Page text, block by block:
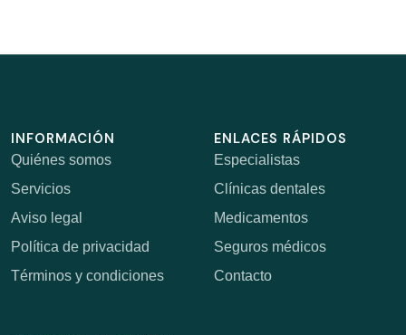
INFORMACIÓN
Quiénes somos
Servicios
Aviso legal
Política de privacidad
Términos y condiciones
ENLACES RÁPIDOS
Especialistas
Clínicas dentales
Medicamentos
Seguros médicos
Contacto